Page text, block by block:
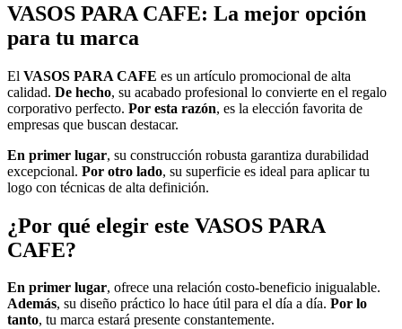
VASOS PARA CAFE: La mejor opción
para tu marca
El VASOS PARA CAFE es un artículo promocional de alta
calidad. De hecho, su acabado profesional lo convierte en el regalo
corporativo perfecto. Por esta razón, es la elección favorita de
empresas que buscan destacar.
En primer lugar, su construcción robusta garantiza durabilidad
excepcional. Por otro lado, su superficie es ideal para aplicar tu
logo con técnicas de alta definición.
¿Por qué elegir este VASOS PARA
CAFE?
En primer lugar, ofrece una relación costo-beneficio inigualable.
Además, su diseño práctico lo hace útil para el día a día. Por lo
tanto, tu marca estará presente constantemente.